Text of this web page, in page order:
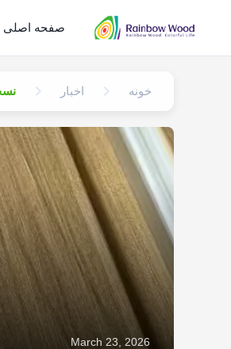
صفحه اصلی
خونه اخبار نسخه
March 23, 2026